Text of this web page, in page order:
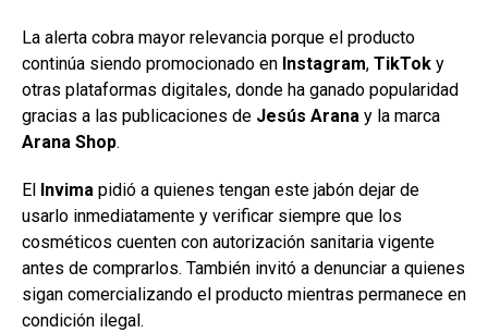
La alerta cobra mayor relevancia porque el producto
continúa siendo promocionado en Instagram, TikTok y
otras plataformas digitales, donde ha ganado popularidad
gracias a las publicaciones de Jesús Arana y la marca
Arana Shop.
El Invima pidió a quienes tengan este jabón dejar de
usarlo inmediatamente y verificar siempre que los
cosméticos cuenten con autorización sanitaria vigente
antes de comprarlos. También invitó a denunciar a quienes
sigan comercializando el producto mientras permanece en
condición ilegal.